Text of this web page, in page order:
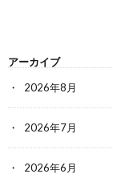
アーカイブ
2026年8月
2026年7月
2026年6月